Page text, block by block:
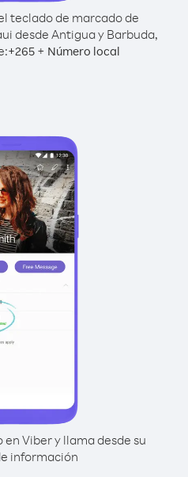
teclado de marcado de
desde Antigua y Barbuda,
+265 + Número local
Viber y llama desde su
información